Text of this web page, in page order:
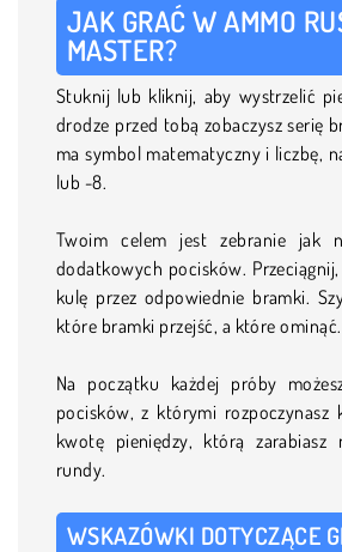
JAK GRAĆ W AMMO
MASTER?
Stuknij lub kliknij, aby wystrzelić
drodze przed tobą zobaczysz serię
ma symbol matematyczny i liczbę,
lub -8.
Twoim celem jest zebranie jak
dodatkowych pocisków.
kulę przez odpowiednie bramki.
które bramki przejść, a które ominąć.
Na początku każdej próby
pocisków, z którymi rozpoczynasz
kwotę pieniędzy, którą zarabiasz
rundy.
WSKAZÓWKI DOTYCZĄCE